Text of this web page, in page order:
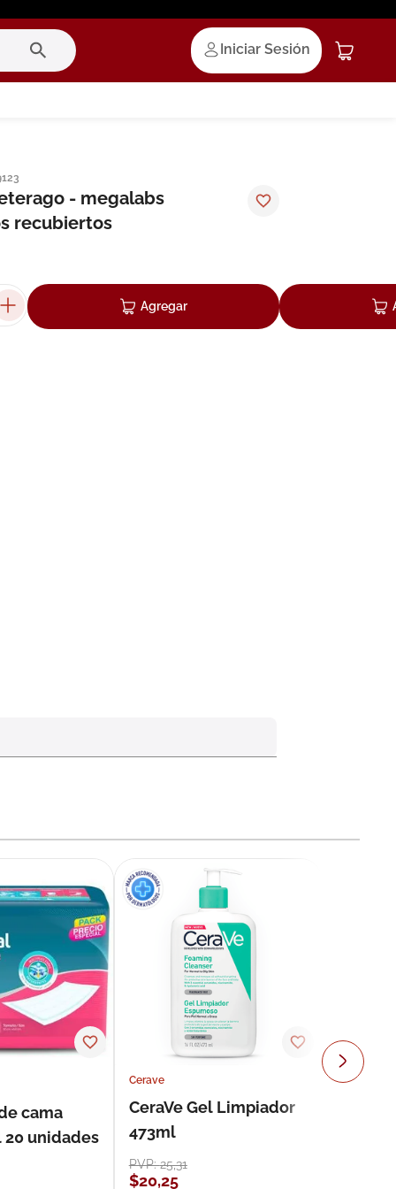
Iniciar Sesión
- megalabs
recubiertos
Agregar
cama
unidades
Cerave
CeraVe Gel Limpiador
473ml
PVP:25,31
$20,25